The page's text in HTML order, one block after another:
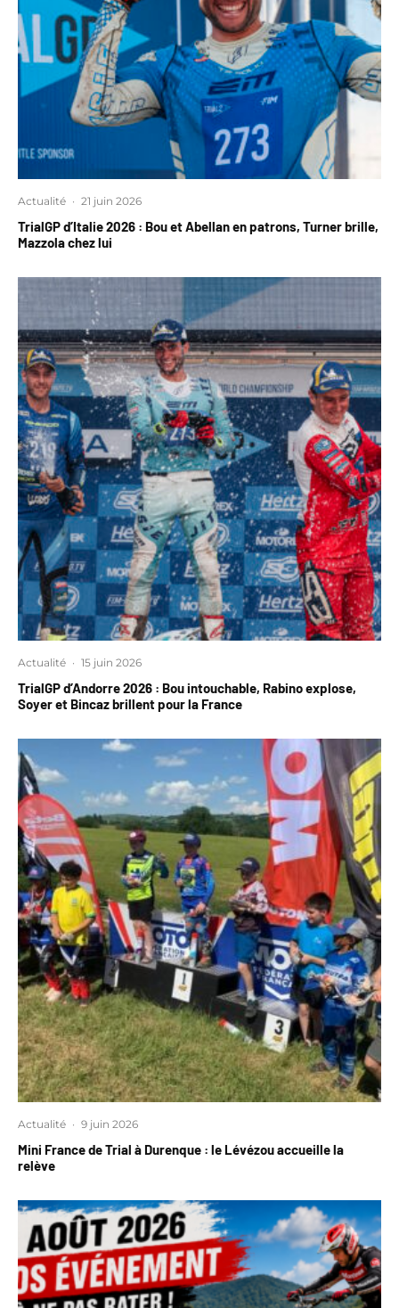
Actualité · 21 juin 2026
TrialGP d’Italie 2026 : Bou et Abellan en patrons, Turner brille,
Mazzola chez lui
Actualité · 15 juin 2026
TrialGP d’Andorre 2026 : Bou intouchable, Rabino explose,
Soyer et Bincaz brillent pour la France
Actualité · 9 juin 2026
Mini France de Trial à Durenque : le Lévézou accueille la
relève